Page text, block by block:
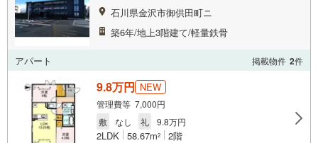
石川県金沢市御供田町ニ
築6年/地上3階建て/軽量鉄骨
アパート 掲載物件 2件
9.8万円 NEW
管理費等 7,000円
敷
なし 礼 9.8万円
2LDK 58.67m2 2階